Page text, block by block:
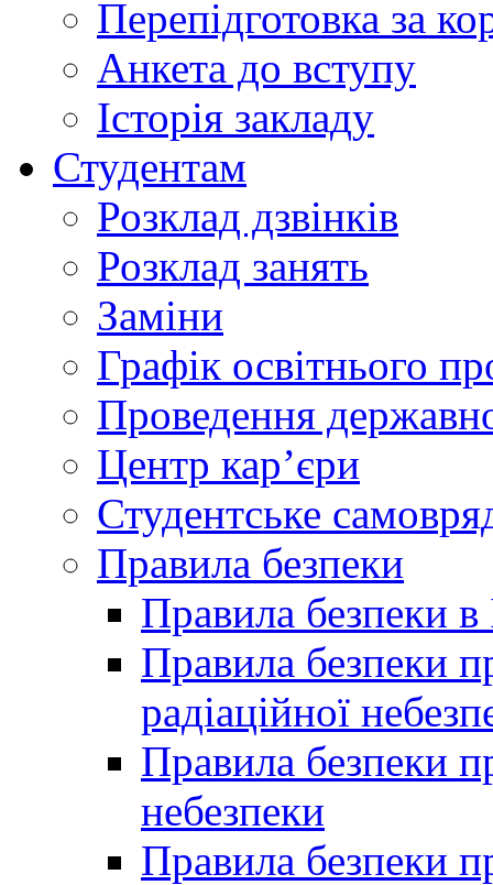
Перепідготовка за
Анкета до вступу
Історія закладу
Студентам
Розклад дзвінків
Розклад занять
Заміни
Графік освітнього
Проведення
Центр кар’єри
Студентське
Правила безпеки
Правила безпеки в
Правила безпеки
радіаційної
Правила безпеки
небезпеки
Правила безпеки